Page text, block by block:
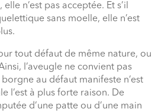
n’est pas acceptée. Et s’il
sans moelle, elle n’est
tout défaut de même nature, ou
l’aveugle ne convient pas
au défaut manifeste n’est
l’est à plus forte raison. De
d’une patte ou d’une main